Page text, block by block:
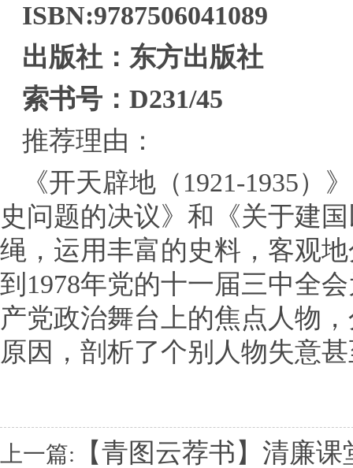
ISBN:9787506041089
出版社：东方出版社
索书号：D231/45
推荐理由：
《开天辟地（1921-1935
史问题的决议》和《关于建
绳，运用丰富的史料，客观
到1978年党的十一届三中全
产党政治舞台上的焦点人物
原因，剖析了个别人物失意
上一篇: 【青图云荐书】清廉